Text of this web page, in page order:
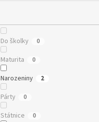
Do školky 0
Maturita 0
Narozeniny 2
Párty 0
Státnice 0